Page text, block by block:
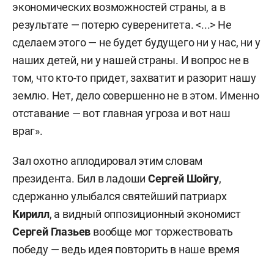
экономических возможностей страны, а в
результате — потерю суверенитета. <...> Не
сделаем этого — не будет будущего ни у нас, ни у
наших детей, ни у нашей страны. И вопрос не в
том, что кто-то придет, захватит и разорит нашу
землю. Нет, дело совершенно не в этом. Именно
отставание — вот главная угроза и вот наш
враг».
Зал охотно аплодировал этим словам
президента. Бил в ладошиСергей Шойгу,
сдержанно улыбался святейший патриарх
Кирилл, а видный оппозиционный экономист
Сергей Глазьев вообще мог торжествовать
победу — ведь идея повторить в наше время